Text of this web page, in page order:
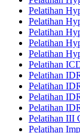
Pelatihan
Pelatihan
Pelatihan
Pelatihan
Pelatihan
Pelatihan
Pelatihan
Pelatihan
Pelatihan
Pelatihan
Pelatihan III
Pelatihan